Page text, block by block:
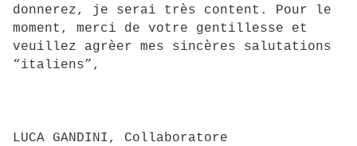
donnerez, je serai très content. Pour le
moment, merci de votre gentillesse et
veuillez agrèer mes sincères salutations
“italiens”,
LUCA GANDINI, Collaboratore